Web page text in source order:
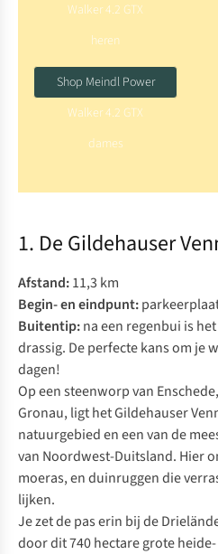
Walker 4.2 GTX
heren
Shop Meindl Power
Walker 4.2 GTX
dames
1. De Gildehauser
Afstand:11,3 km
Begin- en eindpunt:
Buitentip:na een regenbui is
drassig. De perfecte kans om je
dagen!
Op een steenworp van
Gronau, ligt het Gildehauser
natuurgebied en een van de
van Noordwest-Duitsland. Hier
moeras, en duinruggen die
lijken.
Je zet de pas erin bij de
door dit 740 hectare grote